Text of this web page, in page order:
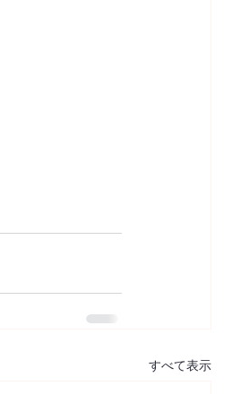
すべて表示